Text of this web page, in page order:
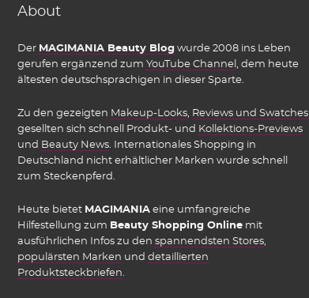
About
Der MAGIMANIA Beauty Blog wurde 2008 ins Leben
gerufen ergänzend zumYouTube Channel
, dem heute
ältesten deutschsprachigen in dieser Sparte.
Zu den gezeigten Makeup-Looks Reviews und Swatches
gesellten sich schnell Produkt- und Kollektions-Previews
und Beauty News . Internationales Shopping in
Deutschland nicht erhältlicher Marken wurde schnell
zum Steckenpferd.
Heute bietet MAGIMANIA eine umfangreiche
Hilfestellung zum Beauty Shopping Online mit
ausführlichen Infos zu denspannendsten Stores
populärsten Marken unddetaillierten
Produktsteckbriefen